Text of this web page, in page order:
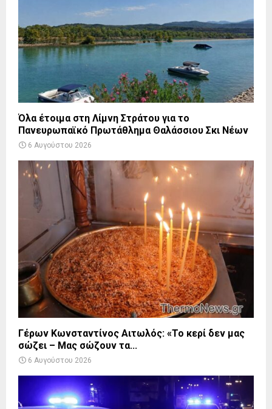
Όλα έτοιμα στη Λίμνη Στράτου για το
Πανευρωπαϊκό Πρωτάθλημα Θαλάσσιου Σκι Νέων
6 Αυγούστου 2026
Γέρων Κωνσταντίνος Αιτωλός: «Το κερί δεν μας
σώζει – Μας σώζουν τα...
6 Αυγούστου 2026